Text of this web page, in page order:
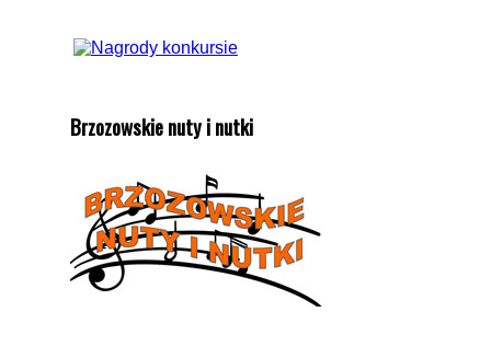
Brzozowskie nuty i nutki